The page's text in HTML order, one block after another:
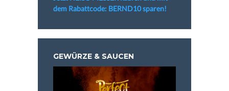
dem Rabattcode: BERND10 sparen!
GEWÜRZE & SAUCEN